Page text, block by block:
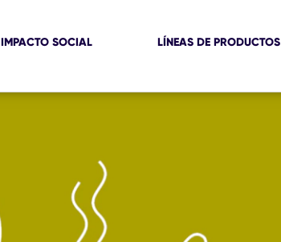
IMPACTO SOCIAL LÍNEAS DE PRODUCTOS